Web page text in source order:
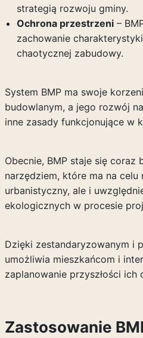
strategią rozwoju gminy.
Ochrona przestrzeni–
zachowanie
chaotycznej zabudowy.
System BMP ma swoje
budowlanym, a jego rozwój
inne zasady funkcjonujące w
Obecnie, BMP staje się coraz
narzędziem, które ma na
urbanistyczny, ale i
ekologicznych w procesie
Dzięki zestandaryzowanym i
umożliwia mieszkańcom i
zaplanowanie przyszłości ich
Zastosowanie